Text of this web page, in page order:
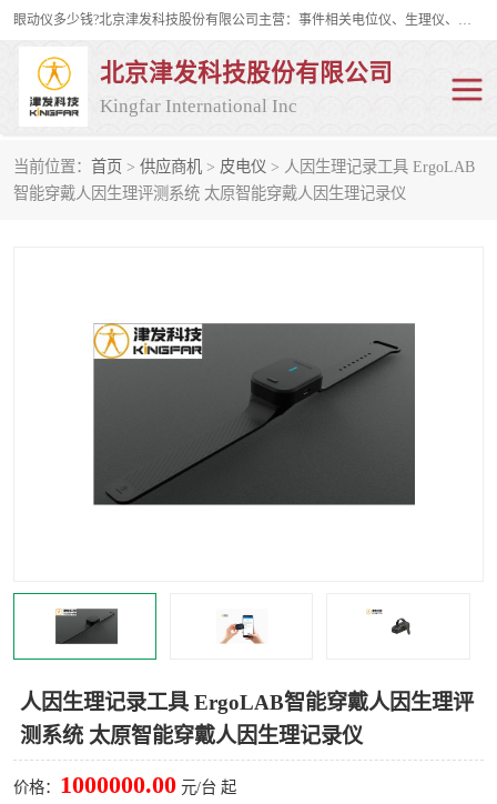
眼动仪多少钱?北京津发科技股份有限公司主营：事件相关电位仪、生理仪、肌电仪、脑电仪、皮电仪、眼动仪；是国家级高新技术企业、科技部认定的科技型中小企业和中关村高新技术企业，具备保密资格，具备自主进出口经营权；自主研发技术、产品与服务荣获多项省部级科学技术奖励、国家发明专利、国家软件著作权和省部级新技术新产品（服务）认证。
北京津发科技股份有限公司
Kingfar International Inc
当前位置： 首页 > 供应商机 > 皮电仪 > 人因生理记录工具 ErgoLAB
智能穿戴人因生理评测系统 太原智能穿戴人因生理记录仪
人因生理记录工具 ErgoLAB智能穿戴人因生理评
测系统 太原智能穿戴人因生理记录仪
价格： 1000000.00 元/台 起
皮电仪 脑电仪
行为观察与表情分析 动作捕捉与生物力学
人机交互实验室
神经营销与消费行为实验